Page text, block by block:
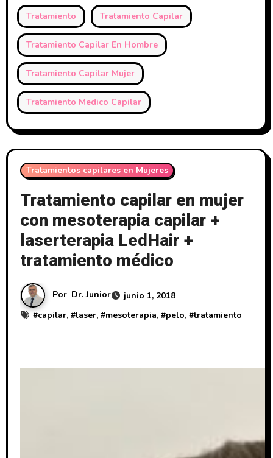
Tratamiento Tratamiento Capilar
Tratamiento Capilar En Hombre
Tratamiento Capilar Mujer
Tratamiento Medico Capilar
Tratamientos capilares en Mujeres
Tratamiento capilar en mujer
con mesoterapia capilar +
laserterapia LedHair +
tratamiento médico
Por Dr. Junior
junio 1, 2018
#capilar, #laser, #mesoterapia, #pelo, #tratamiento